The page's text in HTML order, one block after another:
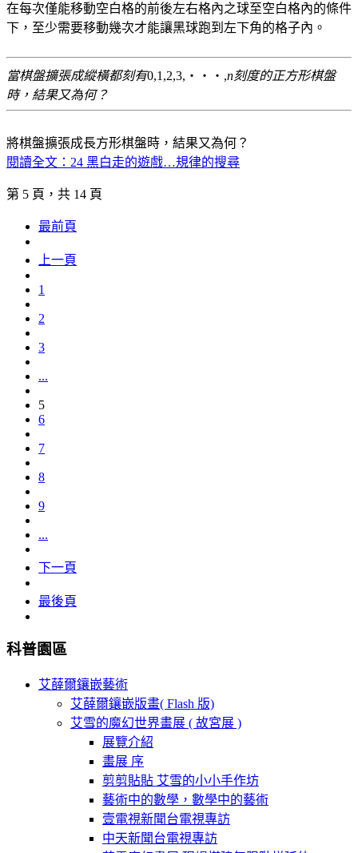
在每次僅能移動空白格的前後左右格內之球至空白格內的條件
下，至少需要移動幾次才能讓黑球跑到左下角的格子內。
當棋盤擴張成縱橫都刻有0,1,2,3,‧‧‧,n刻度的正方形棋盤
時，結果又為何？
將棋盤擴張成長方形棋盤時，結果又為何？
閱讀全文：24 黑白走的遊戲…規律的搜尋
第 5 頁，共 14 頁
最前頁
上一頁
1
2
3
...
5
6
7
8
9
...
下一頁
最後頁
科普園區
艾薛爾鑲嵌藝術
艾薛爾鑲嵌版畫( Flash 版)
艾雪的魔幻世界畫展 ( 故宮展 )
展覽介紹
畫展 序
剪剪貼貼 艾雪的小小手作坊
藝術中的數學，數學中的藝術
壹電視新聞台電視專訪
中天新聞台電視專訪